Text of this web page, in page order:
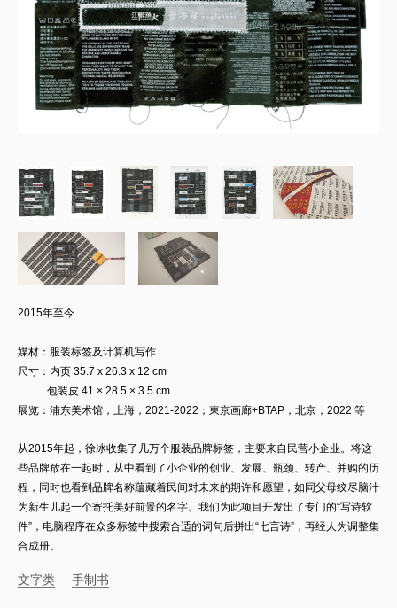
2015年至今
媒材： 服装标签及计算机写作
尺寸： 内页 35.7 x 26.3 x 12 cm
包装皮 41 × 28.5 × 3.5 cm
展览：浦东美术馆，上海，2021-2022；東京画廊+BTAP，北京，2022 等
从2015年起，徐冰收集了几万个服装品牌标签，主要来自民营小企业。将这
些品牌放在一起时，从中看到了小企业的创业、发展、瓶颈、转产、并购的历
程，同时也看到品牌名称蕴藏着民间对未来的期许和愿望，如同父母绞尽脑汁
为新生儿起一个寄托美好前景的名字。我们为此项目开发出了专门的“写诗软
件”，电脑程序在众多标签中搜索合适的词句后拼出“七言诗”，再经人为调整集
合成册。
文字类 手制书